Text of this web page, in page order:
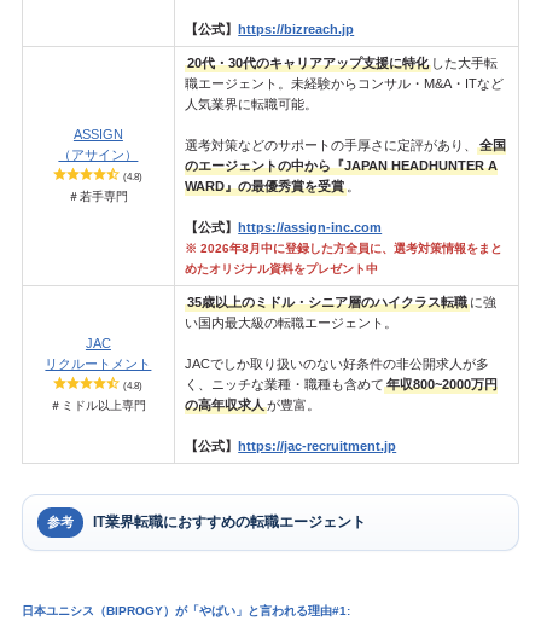
【公式】https://bizreach.jp
ASSIGN
（アサイン）
(4.8)
＃若手専門
20代・30代のキャリアアップ支援に特化 した大手転
職エージェント。未経験からコンサル・M&A・ITなど
人気業界に転職可能。
選考対策などのサポートの手厚さに定評があり、全国
のエージェントの中から『JAPAN HEADHUNTER A
WARD』の最優秀賞を受賞
【公式】https://assign-inc.com
※ 2026年8月中に登録した方全員に、選考対策情報をまと
めたオリジナル資料をプレゼント中
JAC
リクルートメント
(4.8)
＃ミドル以上専門
35歳以上のミドル・シニア層のハイクラス転職 に強
い国内最大級の転職エージェント。
JACでしか取り扱いのない好条件の非公開求人が多
く、ニッチな業種・職種も含めて年収800~2000万円
の高年収求人が豊富。
【公式】https://jac-recruitment.jp
参考 IT業界転職におすすめの転職エージェント
日本ユニシス（BIPROGY）が「やばい」と言われる理由#1: